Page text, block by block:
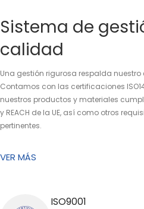
Sistema de
calidad
Una gestión rigurosa respalda
Contamos con las certificaciones
nuestros productos y materiales
y REACH de la UE, así como otros
pertinentes.
VER MÁS
ISO9001